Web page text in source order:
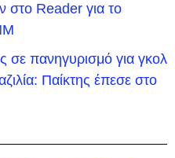
στο Reader για το
σε πανηγυρισμό για γκολ
Παίκτης έπεσε στο